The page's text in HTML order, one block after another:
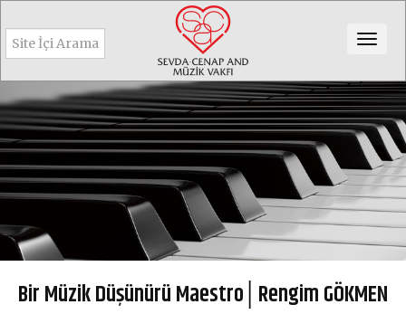
Bir Müzik Düşünürü Maestro│Rengim GÖKMEN